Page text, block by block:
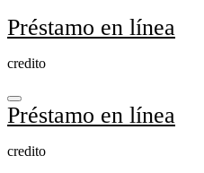
Ir
al
Préstamo en línea
credito
Préstamo en línea
credito